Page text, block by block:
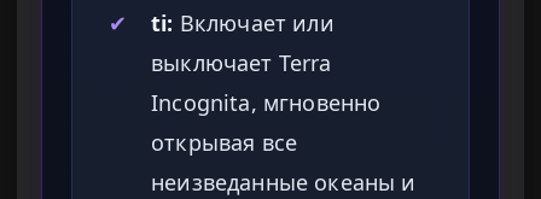
✔
ti: Включает или
выключает Terra
Incognita, мгновенно
открывая все
неизведанные океаны и